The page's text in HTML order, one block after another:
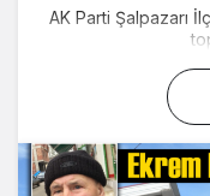
AK Parti Şalpazarı